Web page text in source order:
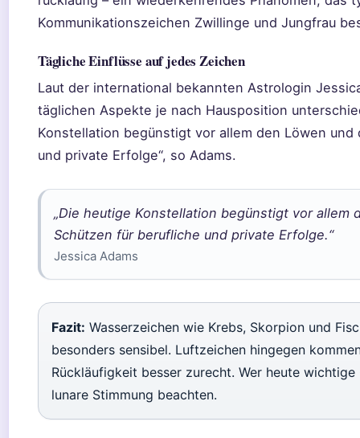
Kommunikationszeichen Zwillinge und Jungfrau
Tägliche Einflüsse auf jedes Zeichen
Laut der international bekannten Astrologin
täglichen Aspekte je nach Hausposition
Konstellation begünstigt vor allem den Löwen
und private Erfolge“, so Adams.
„Die heutige Konstellation begünstigt vor allem
Schützen für berufliche und private Erfolge.“
Jessica Adams
Fazit: Wasserzeichen wie Krebs, Skorpion und
besonders sensibel. Luftzeichen hingegen
Rückläufigkeit besser zurecht. Wer heute
lunare Stimmung beachten.